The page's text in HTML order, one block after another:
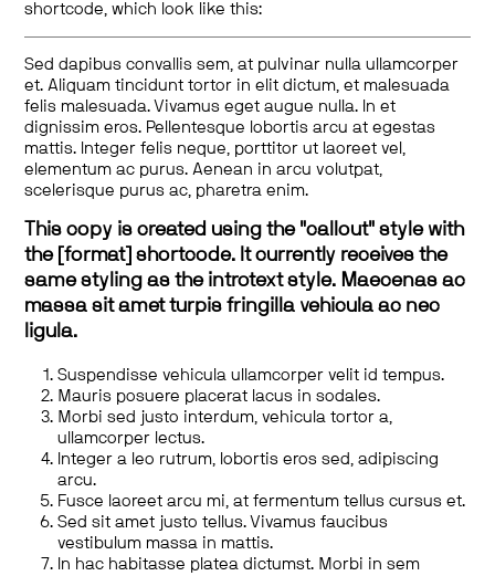
shortcode, which look like this:
Sed dapibus convallis sem, at pulvinar nulla ullamcorper
et. Aliquam tincidunt tortor in elit dictum, et malesuada
felis malesuada. Vivamus eget augue nulla. In et
dignissim eros. Pellentesque lobortis arcu at egestas
mattis. Integer felis neque, porttitor ut laoreet vel,
elementum ac purus. Aenean in arcu volutpat,
scelerisque purus ac, pharetra enim.
This copy is created using the "callout" style with
the [format] shortcode. It currently receives the
same styling as the introtext style. Maecenas ac
massa sit amet turpis fringilla vehicula ac nec
ligula.
Suspendisse vehicula ullamcorper velit id tempus.
Mauris posuere placerat lacus in sodales.
Morbi sed justo interdum, vehicula tortor a,
ullamcorper lectus.
Integer a leo rutrum, lobortis eros sed, adipiscing
arcu.
Fusce laoreet arcu mi, at fermentum tellus cursus et.
Sed sit amet justo tellus. Vivamus faucibus
vestibulum massa in mattis.
In hac habitasse platea dictumst. Morbi in sem